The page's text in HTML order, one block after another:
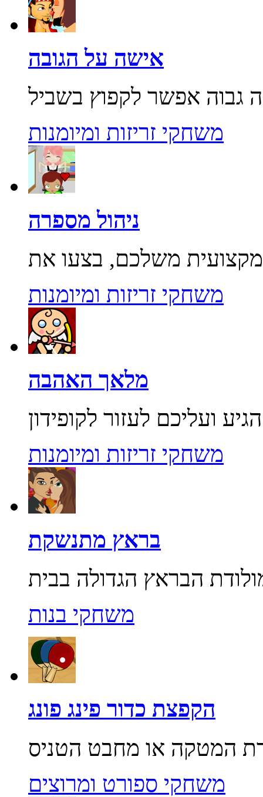
אישה על הגובה
משחקי זריזות ומיומנות
ניהול מספרה
משחקי זריזות ומיומנות
מלאך האהבה
משחקי זריזות ומיומנות
בראץ מתנשקת
משחקי בנות
הקפצת כדור פינג פונג
משחקי ספורט ומרוצים